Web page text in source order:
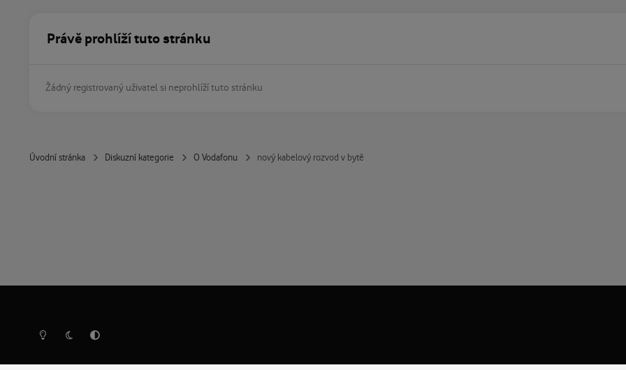
Právě prohlíží tuto stránku
Žádný registrovaný uživatel si neprohlíží tuto stránku
Úvodní stránka Diskuzní kategorie O Vodafonu nový kabelový rozvod v bytě
Světlý režimTmavý režimPředvolba systému